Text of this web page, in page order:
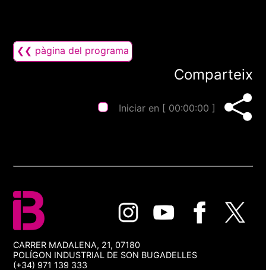
❮❮ pàgina del programa
Comparteix
Iniciar en [ 00:00:00 ]
CARRER MADALENA, 21, 07180
POLÍGON INDUSTRIAL DE SON BUGADELLES
(+34) 971 139 333